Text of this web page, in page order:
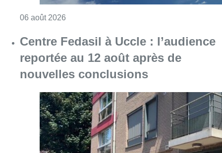
06 août 2026
Centre Fedasil à Uccle : l’audience
reportée au 12 août après de
nouvelles conclusions